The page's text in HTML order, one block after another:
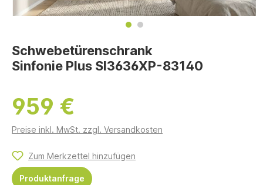
Schwebetürenschrank
Sinfonie Plus SI3636XP-83140
959 €
Preise inkl. MwSt. zzgl. Versandkosten
Zum Merkzettel hinzufügen
Produktanfrage